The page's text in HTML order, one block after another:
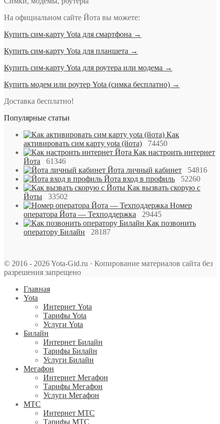
На официальном сайте Йота вы можете:
Купить сим-карту Yota для смартфона →
Купить сим-карту Yota для планшета →
Купить сим-карту Yota для роутера или модема →
Купить модем или роутер Yota (симка бесплатно) →
Доставка бесплатно!
Популярные статьи
Как
активировать сим карту yota (йота) 74450
Как настроить интернет
Йота 61346
Йота личный кабинет 54816
Йота вход в профиль 52260
Как вызвать скорую с
Йоты 33502
Номер
оператора Йота — Техподдержка 29445
Как позвонить
оператору Билайн 28187
© 2016 - 2026 Yota-Gid.ru · Копирование материалов сайта без
разрешения запрещено
Главная
Yota
Интернет Yota
Тарифы Yota
Услуги Yota
Билайн
Интернет Билайн
Тарифы Билайн
Услуги Билайн
Мегафон
Интернет Мегафон
Тарифы Мегафон
Услуги Мегафон
МТС
Интернет МТС
Тарифы МТС